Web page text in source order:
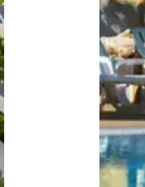
Nachrichten / Blog
Häufig gestellte Fragen
Meinen Campingplatz anmelden
Zusammenarbeit / Werbung